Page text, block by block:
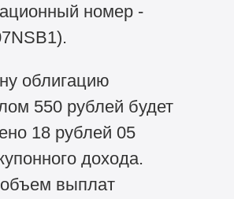
номер -
облигацию
550 рублей будет
18 рублей 05
дохода.
выплат